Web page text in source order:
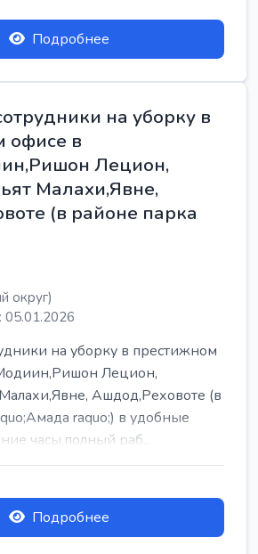
Подробнее
на уборку в
офисе в
Лецион,
Малахи,Явне,
(в районе парка
округ)
05.01.2026
на уборку в престижном
Лецион,
Ашдод,Реховоте (в
raquo;) в удобные
часы,полный раб...
Подробнее